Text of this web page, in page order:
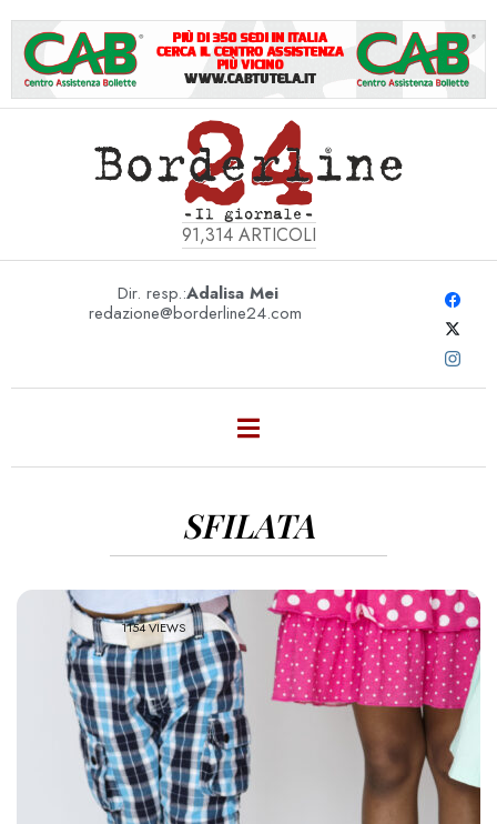
91,314ARTICOLI
Dir. resp.:Adalisa Mei
redazione@borderline24.com
SFILATA
1154 VIEWS